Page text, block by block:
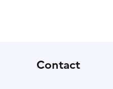
Contact